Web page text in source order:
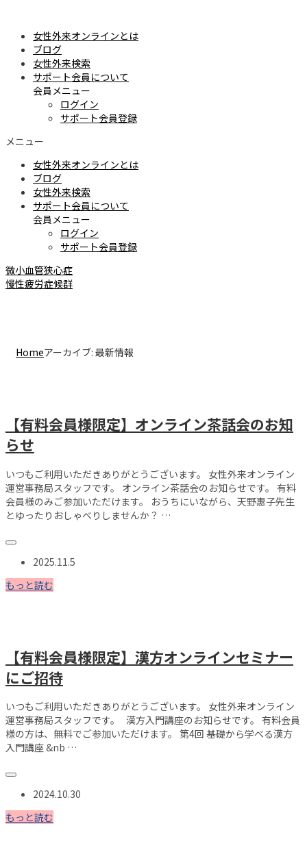
女性外来オンラインとは
ブログ
女性外来検索
サポート会員について
会員メニュー
ログイン
サポート会員登録
メニュー
女性外来オンラインとは
ブログ
女性外来検索
サポート会員について
会員メニュー
ログイン
サポート会員登録
微小血管狭心症
慢性疲労症候群
Homeアーカイブ: 最新情報
【有料会員様限定】オンライン茶話会のお知
らせ
いつもご利用いただきありがとうございます。 女性外来オンライン
運営事務局スタッフです。 オンライン茶話会のお知らせです。 有料
会員様のみご参加いただけます。 おうちにいながら、天野惠子先生
とゆったりおしゃべりしませんか？ …
2025.11.5
もっと読む
【有料会員様限定】漢方オンラインセミナー
にご招待
いつもご利用いただきありがとうございます。 女性外来オンライン
運営事務局スタッフです。 漢方入門講座のお知らせです。 有料会員
様の方は、無料でご参加いただけます。 第4回 基礎から学べる漢方
入門講座 &nb …
2024.10.30
もっと読む